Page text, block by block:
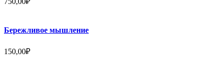
Бережливое мышление
150,00₽